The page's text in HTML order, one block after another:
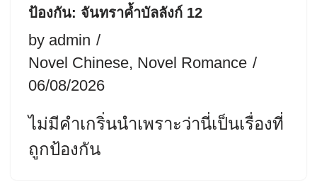
ป้องกัน: จันทราค้ำบัลลังก์ 12
by admin
Novel Chinese, Novel Romance
06/08/2026
ไม่มีคำเกริ่นนำเพราะว่านี่เป็นเรื่องที่
ถูกป้องกัน